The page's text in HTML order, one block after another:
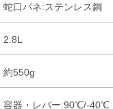
蛇口バネ:ステンレス鋼
2.8L
約550g
容器・レバー:90℃/-40℃